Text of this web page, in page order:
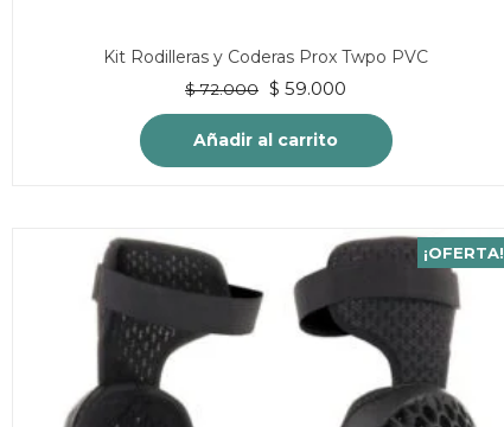
Kit Rodilleras y Coderas Prox Twpo PVC
$72.000
El
precio
original
era:
$ 59.000
precio
actual
es:
Añadir al carrito
¡OFERTA!